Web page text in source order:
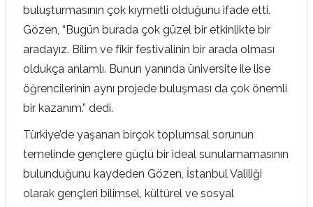
buluşturmasının çok kıymetli olduğunu ifade etti.
Gözen, “Bugün burada çok güzel bir etkinlikte bir
aradayız. Bilim ve fikir festivalinin bir arada olması
oldukça anlamlı. Bunun yanında üniversite ile lise
öğrencilerinin aynı projede buluşması da çok önemli
bir kazanım.” dedi.
Türkiye’de yaşanan birçok toplumsal sorunun
temelinde gençlere güçlü bir ideal sunulamamasının
bulunduğunu kaydeden Gözen, İstanbul Valiliği
olarak gençleri bilimsel, kültürel ve sosyal